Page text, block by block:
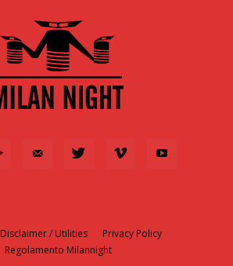
Disclaimer / Utilities
Privacy Policy
Regolamento Milannight